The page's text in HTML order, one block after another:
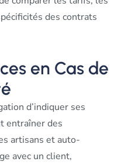
des contrats
en Cas de
d’indiquer ses
entraîner des
artisans et auto-
avec un client,